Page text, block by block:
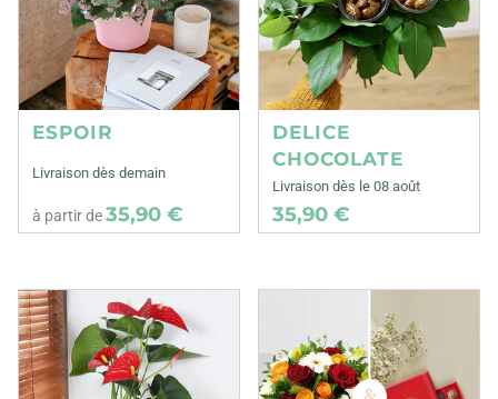
ESPOIR
Livraison dès demain
à partir de35,90 €
DELICE
CHOCOLATE
Livraison dès le 08 août
35,90 €